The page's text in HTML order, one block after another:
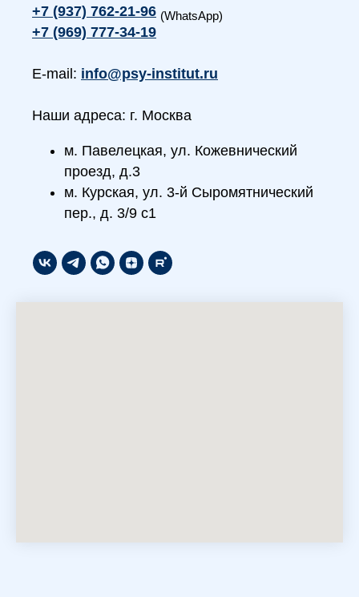
+7 (937) 762-21-96 (WhatsApp)
+7 (969) 777-34-19
E-mail: info@psy-institut.ru
Наши адреса: г. Москва
м. Павелецкая, ул. Кожевнический
проезд, д.3
м. Курская, ул. 3-й Сыромятнический
пер., д. 3/9 с1